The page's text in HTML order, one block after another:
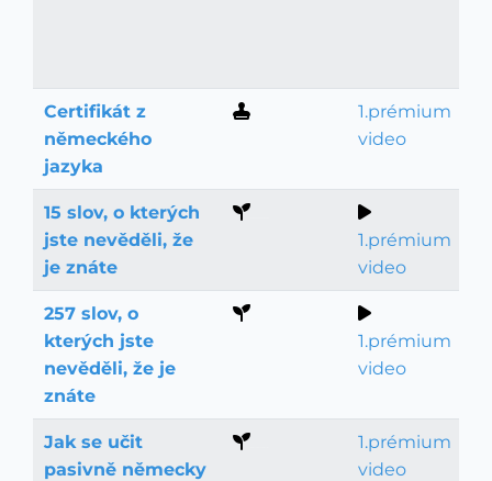
Certifikát z
německého
jazyka
1.prémium
video
15 slov, o kterých
jste nevěděli, že
je znáte
1.prémium
video
257 slov, o
kterých jste
nevěděli, že je
znáte
1.prémium
video
Jak se učit
pasivně německy
1.prémium
video